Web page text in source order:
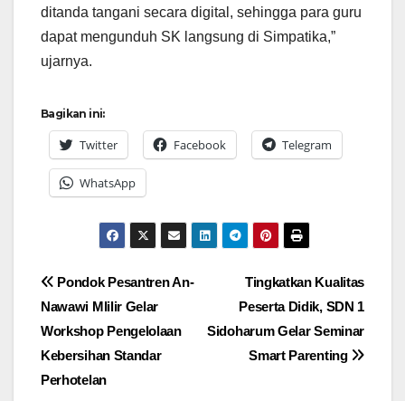
ditanda tangani secara digital, sehingga para guru
dapat mengunduh SK langsung di Simpatika,”
ujarnya.
Bagikan ini:
Twitter Facebook Telegram
WhatsApp
Navigasi
pos
Tingkatkan Kualitas
Peserta Didik, SDN 1
Sidoharum Gelar Seminar
Smart Parenting
Pondok Pesantren An-
Nawawi Mlilir Gelar
Workshop Pengelolaan
Kebersihan Standar
Perhotelan